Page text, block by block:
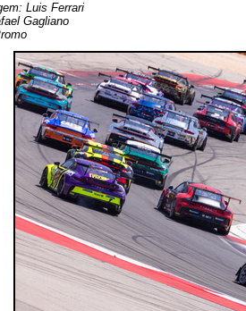
Luis Ferrari
Gagliano